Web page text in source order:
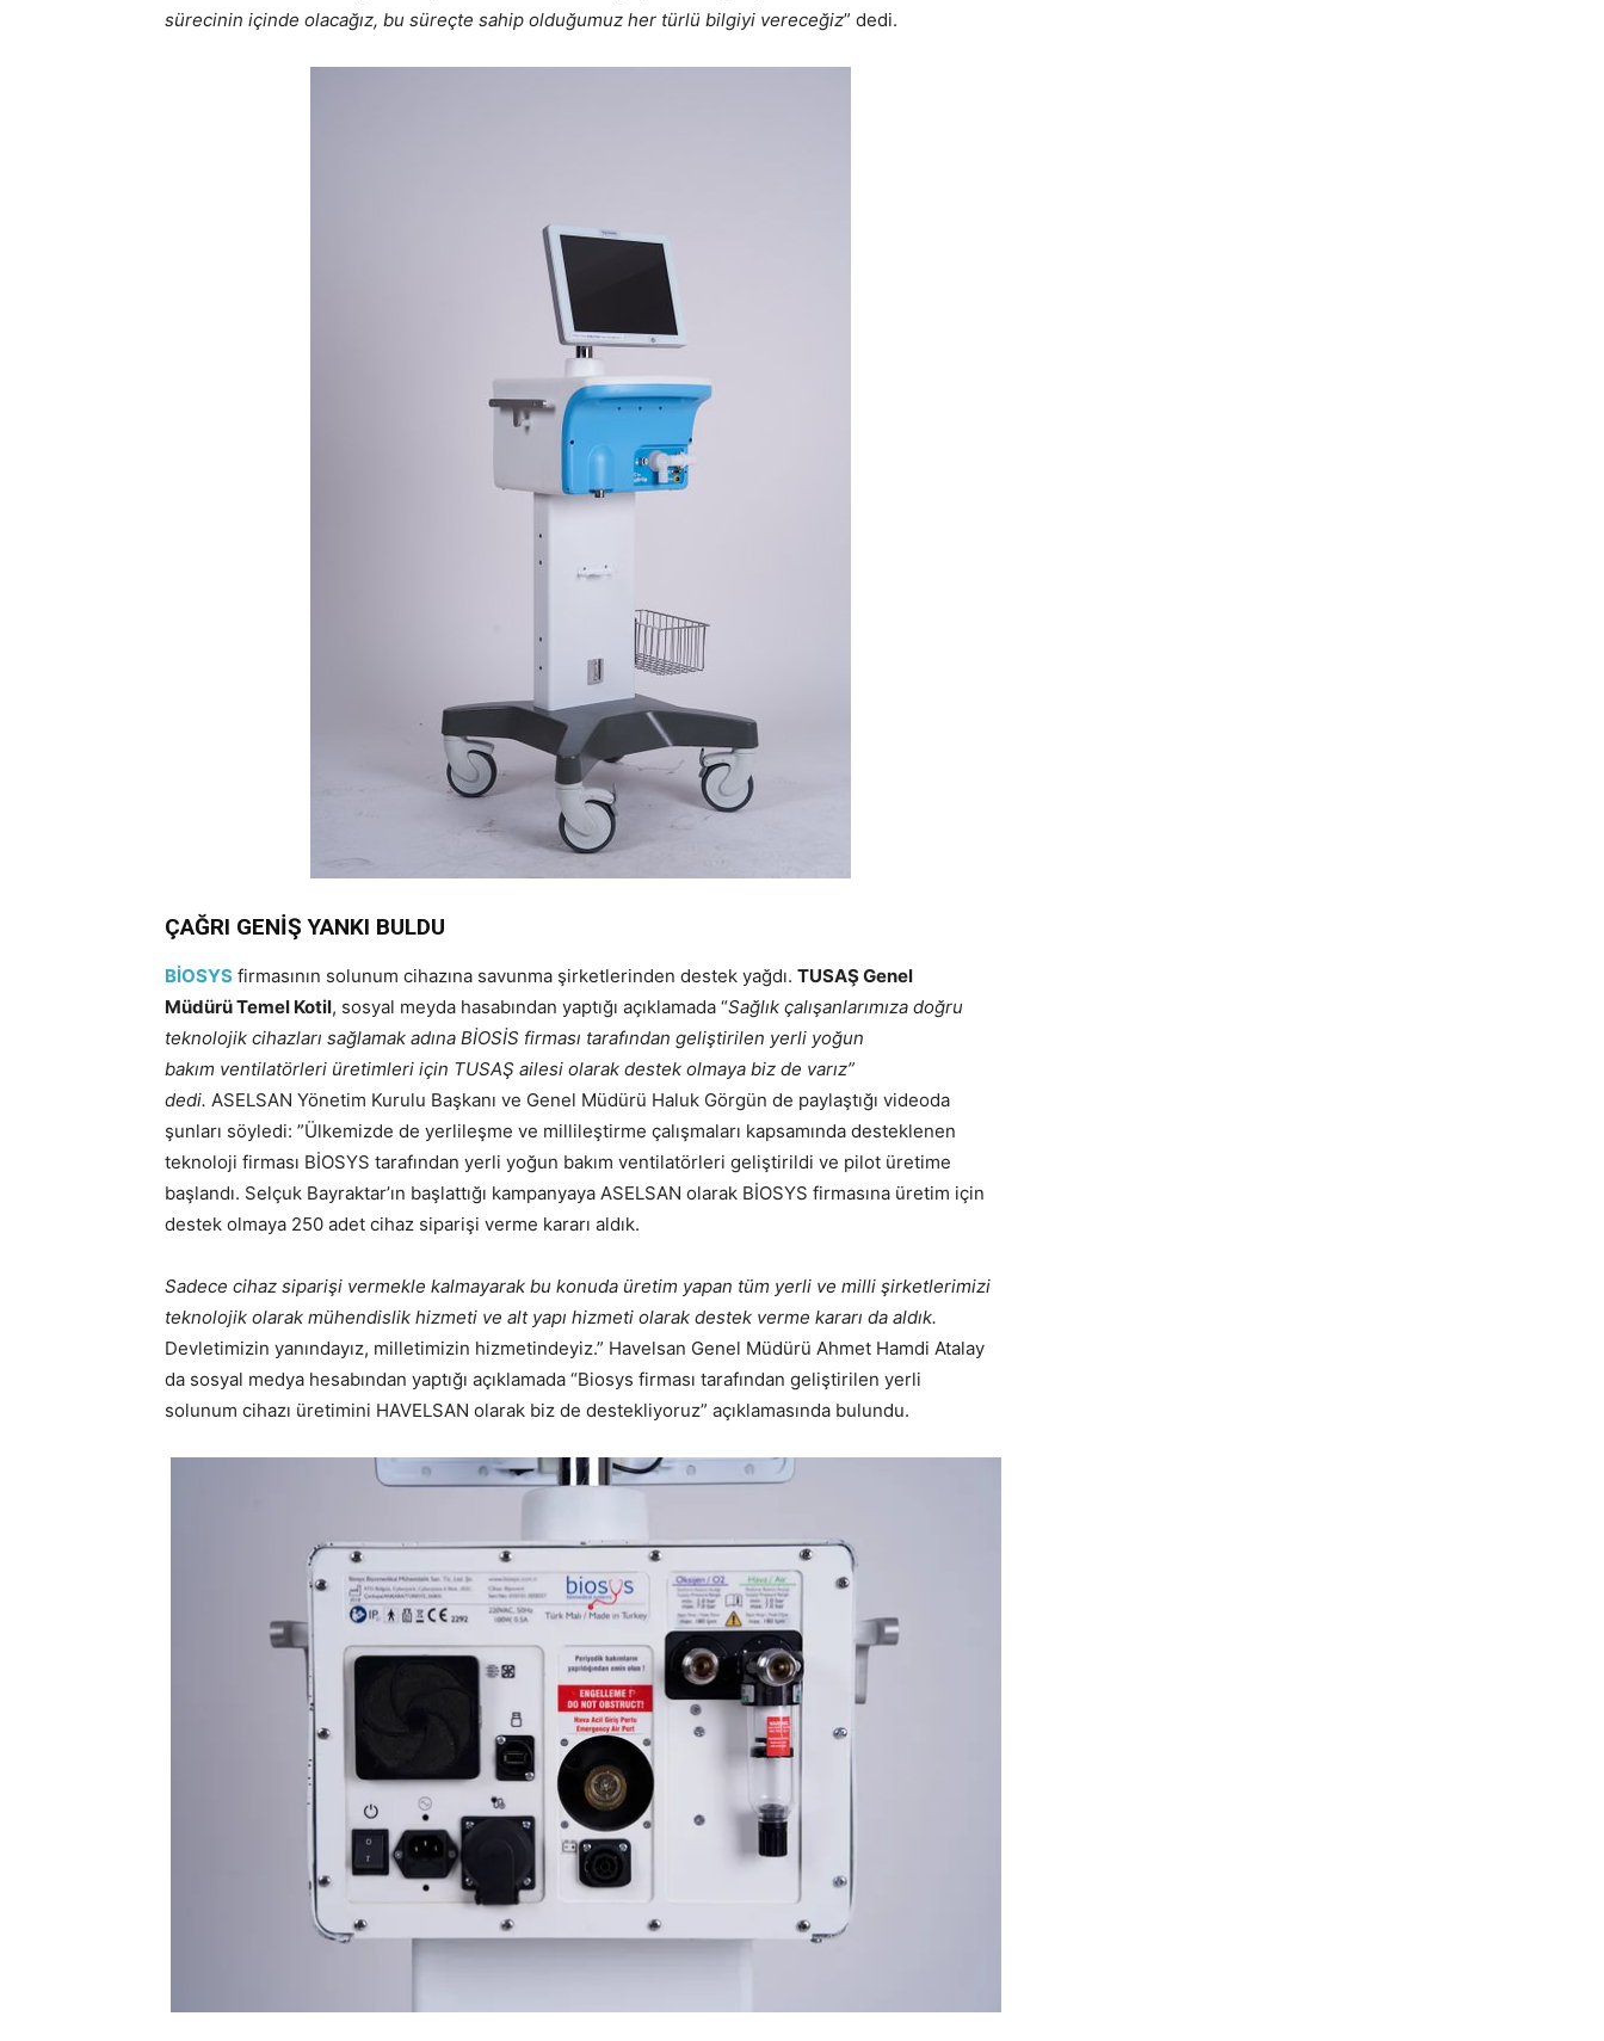
sürecinin içinde olacağız, bu süreçte sahip olduğumuz her türlü bilgiyi vereceğiz” dedi.
ÇAĞRI GENİŞ YANKI BULDU
BİOSYS firmasının solunum cihazına savunma şirketlerinden destek yağdı. TUSAŞ Genel
Müdürü Temel Kotil, sosyal meyda hasabından yaptığı açıklamada “Sağlık çalışanlarımıza doğru
teknolojik cihazları sağlamak adına BİOSİS firması tarafından geliştirilen yerli yoğun
bakım ventilatörleri üretimleri için TUSAŞ ailesi olarak destek olmaya biz de varız”
dedi. ASELSAN Yönetim Kurulu Başkanı ve Genel Müdürü Haluk Görgün de paylaştığı videoda
şunları söyledi: ”Ülkemizde de yerlileşme ve millileştirme çalışmaları kapsamında desteklenen
teknoloji firması BİOSYS tarafından yerli yoğun bakım ventilatörleri geliştirildi ve pilot üretime
başlandı. Selçuk Bayraktar’ın başlattığı kampanyaya ASELSAN olarak BİOSYS firmasına üretim için
destek olmaya 250 adet cihaz siparişi verme kararı aldık.
Sadece cihaz siparişi vermekle kalmayarak bu konuda üretim yapan tüm yerli ve milli şirketlerimizi
teknolojik olarak mühendislik hizmeti ve alt yapı hizmeti olarak destek verme kararı da aldık.
Devletimizin yanındayız, milletimizin hizmetindeyiz.” Havelsan Genel Müdürü Ahmet Hamdi Atalay
da sosyal medya hesabından yaptığı açıklamada “Biosys firması tarafından geliştirilen yerli
solunum cihazı üretimini HAVELSAN olarak biz de destekliyoruz” açıklamasında bulundu.